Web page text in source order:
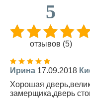
5
отзывов (5)
Ирина 17.09.2018
Хорошая
замерщика,дверь